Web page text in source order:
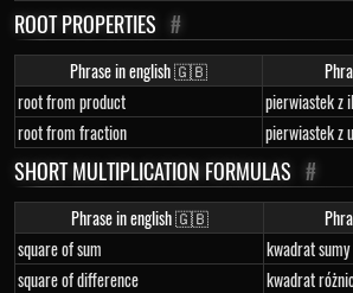
ROOT PROPERTIES #
Phrase in english 🇬🇧
root from product
pierwiastek z
root from fraction
pierwiastek z
SHORT MULTIPLICATION FORMULAS #
Phrase in english 🇬🇧
square of sum
kwadrat sumy
square of difference
kwadrat